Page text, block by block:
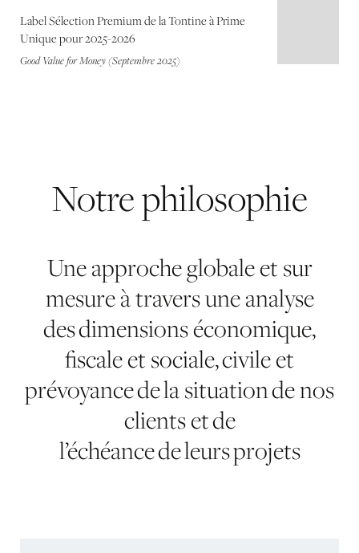
Label Sélection Premium de la Tontine à Prime
Unique pour 2025-2026
Good Value for Money (Septembre 2025)
Notrephilosophie
Une approche globale et sur
mesure à travers une analyse
des dimensions économique,
fiscale et sociale, civile et
prévoyance de la situation de nos
clients et de
l’échéance de leurs projets